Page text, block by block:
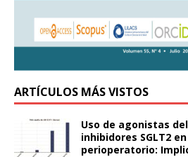
ARTÍCULOS MÁS VISTOS
Uso de agonistas
inhibidores SGLT2
perioperatorio: